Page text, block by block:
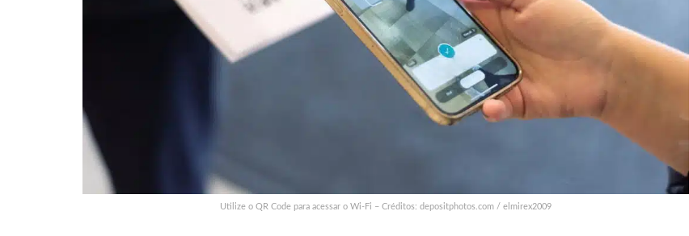
Utilize o QR Code para acessar o Wi-Fi – Créditos: depositphotos.com / elmirex2009